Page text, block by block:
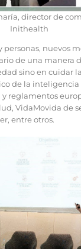
director de
Inithealth
nuevos
de una manera
sino en cuidar
de la
reglamentos
VidaMovida de
entre otros.